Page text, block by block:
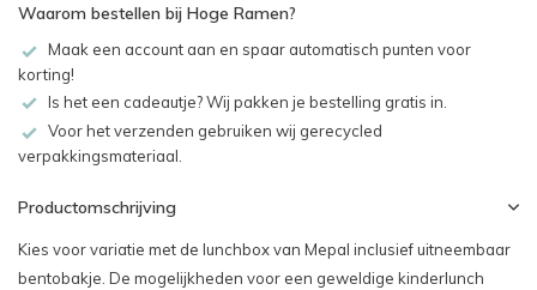
Waarom bestellen bij Hoge Ramen?
Maak een account aan en spaar automatisch punten voor
korting!
Is het een cadeautje? Wij pakken je bestelling gratis in.
Voor het verzenden gebruiken wij gerecycled
verpakkingsmateriaal.
Productomschrijving
Kies voor variatie met de lunchbox van Mepal inclusief uitneembaar
bentobakje. De mogelijkheden voor een geweldige kinderlunch